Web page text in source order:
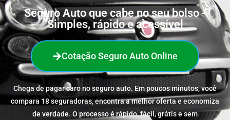
Seguro Auto que cabe no seu bolso -
Simples, rápido e acessível
Cotação Seguro Auto Online
Chega de pagar caro no seguro auto. Em poucos minutos, você
compara 18 seguradoras, encontra a melhor oferta e economiza
de verdade. O processo é rápido, fácil, grátis e sem